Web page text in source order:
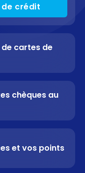
crédit
cartes de
chèques au
et vos points